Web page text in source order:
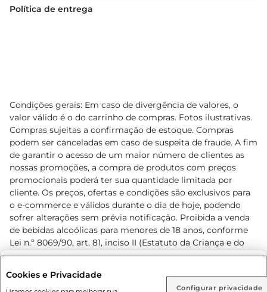
Política de entrega
Condições gerais: Em caso de divergência de valores, o
valor válido é o do carrinho de compras. Fotos ilustrativas.
Compras sujeitas a confirmação de estoque. Compras
podem ser canceladas em caso de suspeita de fraude. A fim
de garantir o acesso de um maior número de clientes as
nossas promoções, a compra de produtos com preços
promocionais poderá ter sua quantidade limitada por
cliente. Os preços, ofertas e condições são exclusivos para
o e-commerce e válidos durante o dia de hoje, podendo
sofrer alterações sem prévia notificação. Proibida a venda
de bebidas alcoólicas para menores de 18 anos, conforme
Lei n.º 8069/90, art. 81, inciso II (Estatuto da Criança e do
Adolescente). Preços e condições exclusivos para o
prévio. O valor mínimo para as compras on-line é de R$
Cookies e Privacidade
Configurar privacidade